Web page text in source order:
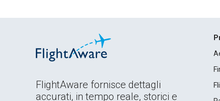
FlightAware fornisce dettagli
accurati, in tempo reale, storici e